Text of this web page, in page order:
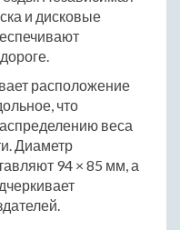
и дисковые
расположение
что
веса
Диаметр
94 × 85 мм, а